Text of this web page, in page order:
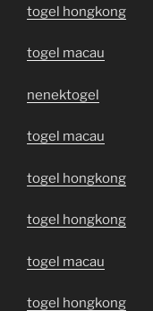
togel hongkong
togel macau
nenektogel
togel macau
togel hongkong
togel hongkong
togel macau
togel hongkong